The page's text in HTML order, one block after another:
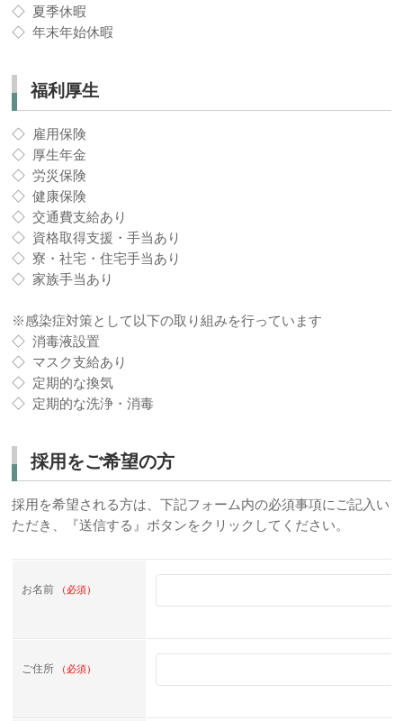
◇ 夏季休暇
◇ 年末年始休暇
福利厚生
◇ 雇用保険
◇ 厚生年金
◇ 労災保険
◇ 健康保険
◇ 交通費支給あり
◇ 資格取得支援・手当あり
◇ 寮・社宅・住宅手当あり
◇ 家族手当あり
※感染症対策として以下の取り組みを行っています
◇ 消毒液設置
◇ マスク支給あり
◇ 定期的な換気
◇ 定期的な洗浄・消毒
採用をご希望の方
採用を希望される方は、下記フォーム内の必須事項にご記入い
ただき、『送信する』ボタンをクリックしてください。
お名前 （必須）
ご住所 （必須）